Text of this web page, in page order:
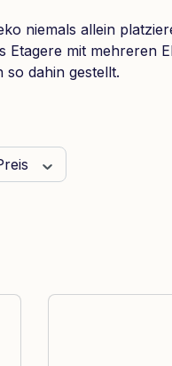
niemals allein
Etagere mit mehreren
so dahin gestellt.